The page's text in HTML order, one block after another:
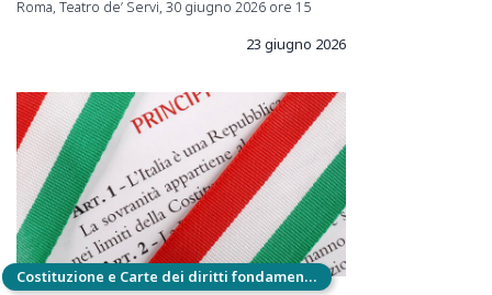
Roma, Teatro de’ Servi, 30 giugno 2026 ore 15
23 giugno 2026
Costituzione e Carte dei diritti fondamentali